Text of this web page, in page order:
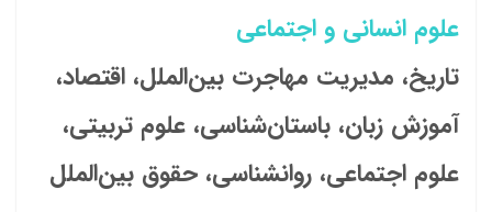
علوم انسانی و اجتماعی
تاریخ، مدیریت مهاجرت بین‌الملل، اقتصاد،
آموزش زبان، باستان‌شناسی، علوم تربیتی،
علوم اجتماعی، روانشناسی، حقوق بین‌الملل